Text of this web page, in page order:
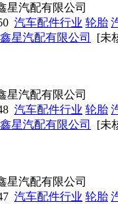
星汽配有限公司
汽车配件行业 轮胎
鑫星汽配有限公司 [未
星汽配有限公司
汽车配件行业 轮胎
鑫星汽配有限公司 [未
星汽配有限公司
汽车配件行业 轮胎